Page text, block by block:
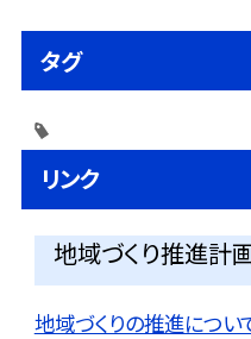
タグ
リンク
地域づくり推進計
地域づくりの推進につい